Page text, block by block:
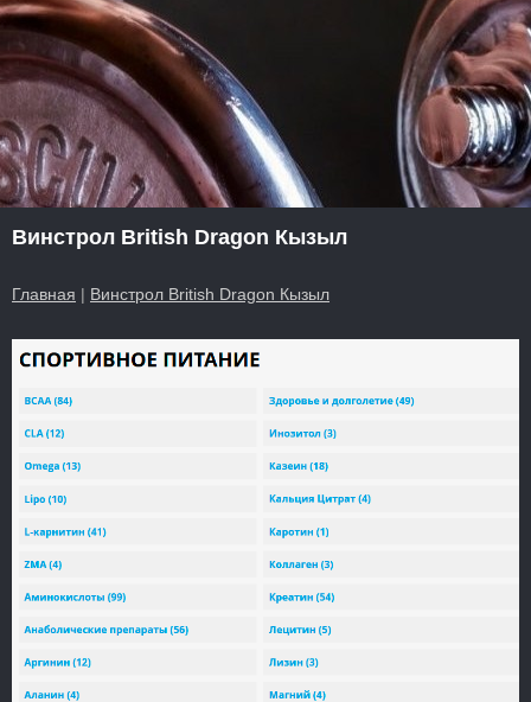
Винстрол British Dragon Кызыл
Главная | Винстрол British Dragon Кызыл